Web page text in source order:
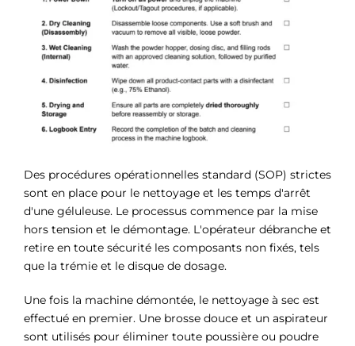
Des procédures opérationnelles standard (SOP) strictes
sont en place pour le nettoyage et les temps d'arrêt
d'une géluleuse. Le processus commence par la mise
hors tension et le démontage. L'opérateur débranche et
retire en toute sécurité les composants non fixés, tels
que la trémie et le disque de dosage.
Une fois la machine démontée, le nettoyage à sec est
effectué en premier. Une brosse douce et un aspirateur
sont utilisés pour éliminer toute poussière ou poudre